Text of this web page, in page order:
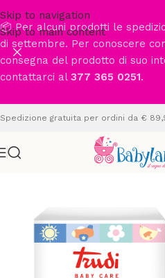
Skip to navigation
Skip to main content
📦 Per alcuni prodotti le
di settembre. Per conoscere
consegna del prodotto di suo
contattarci al 377 365 0251.
Spedizione gratuita per ordini da €